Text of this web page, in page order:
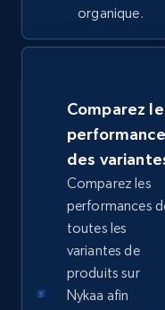
web using
URL, Product id,
Rating, Reviews
2.4K+
Home Depot US
URL, Domain,
Sku, Product id,
and more.
organique.
Comparez
des
Comparez les
performances
toutes les
variantes de
produits sur
Nykaa afin